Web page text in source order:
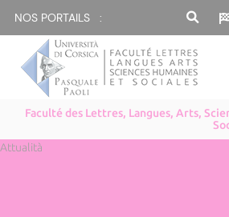
NOS PORTAILS :
Faculté des Lettres, Langues, Arts,
Attualità